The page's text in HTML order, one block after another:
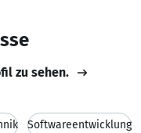
zu sehen.
Softwareentwicklung